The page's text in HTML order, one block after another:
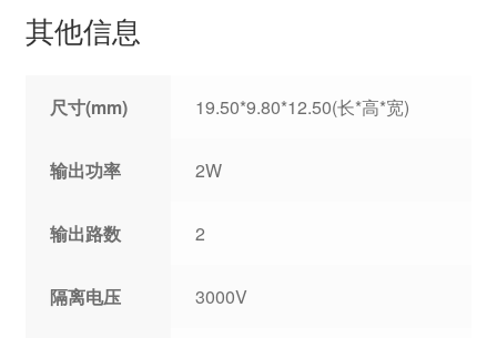
其他信息
尺寸(mm) 19.50*9.80*12.50(长*高*宽)
输出功率 2W
输出路数 2
隔离电压 3000V